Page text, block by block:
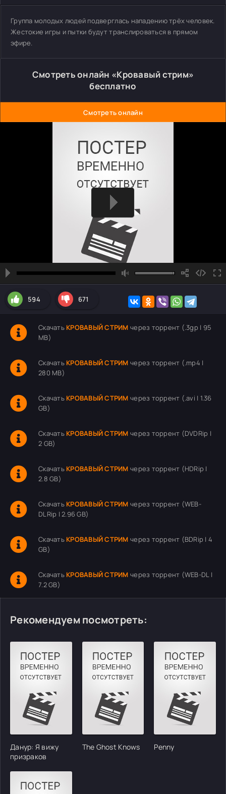
Группа молодых людей подверглась нападению трёх человек.
Жестокие игры и пытки будут транслироваться в прямом
эфире.
Смотреть онлайн «Кровавый стрим»
бесплатно
Смотреть онлайн
594 671
Скачать КРОВАВЫЙ СТРИМ через торрент (.3gp | 95
MB)
Скачать КРОВАВЫЙ СТРИМ через торрент (.mp4 |
280 MB)
Скачать КРОВАВЫЙ СТРИМ через торрент (.avi | 1.36
GB)
Скачать КРОВАВЫЙ СТРИМ через торрент (DVDRip |
2 GB)
Скачать КРОВАВЫЙ СТРИМ через торрент (HDRip |
2.8 GB)
Скачать КРОВАВЫЙ СТРИМ через торрент (WEB-
DLRip | 2.96 GB)
Скачать КРОВАВЫЙ СТРИМ через торрент (BDRip | 4
GB)
Скачать КРОВАВЫЙ СТРИМ через торрент (WEB-DL |
7.2 GB)
Рекомендуем посмотреть:
Данур: Я вижу
призраков
The Ghost Knows Penny